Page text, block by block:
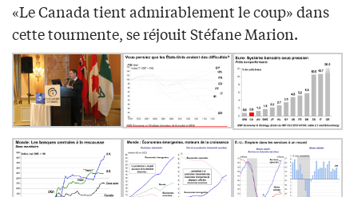
«Le Canada tient admirablement le coup» dans
cette tourmente, se réjouit Stéfane Marion.